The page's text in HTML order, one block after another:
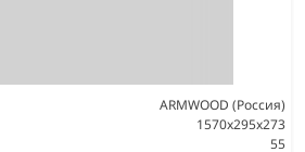
ARMWOOD (Россия)
1570х295х273
55